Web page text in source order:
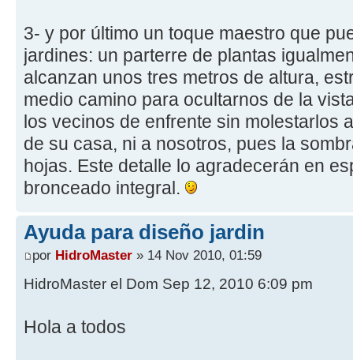
3- y por último un toque maestro que
jardines: un parterre de plantas
alcanzan unos tres metros de altura,
medio camino para ocultarnos de la
los vecinos de enfrente sin molestarlos
de su casa, ni a nosotros, pues la
hojas. Este detalle lo agradecerán en
bronceado integral.
Ayuda para diseño jardin
por HidroMaster » 14 Nov 2010, 01:59
HidroMaster el Dom Sep 12, 2010 6:09 pm
Hola a todos